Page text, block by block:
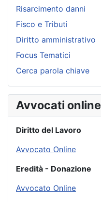
Risarcimento danni
Fisco e Tributi
Diritto amministrativo
Focus Tematici
Cerca parola chiave
Avvocati online
Diritto del Lavoro
Avvocato Online
Eredità - Donazione
Avvocato Online